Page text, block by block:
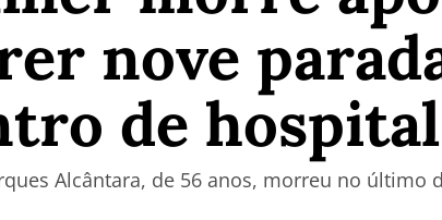
nove
de
Alcântara, de 56 anos, morreu no